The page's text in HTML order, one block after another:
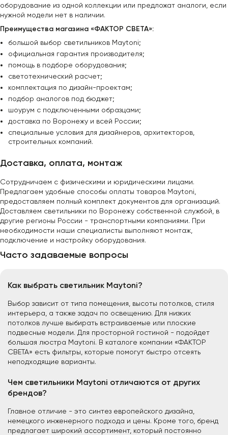
оборудование из одной коллекции или предложат аналоги, если
нужной модели нет в наличии.
Преимущества магазина «ФАКТОР СВЕТА»:
большой выбор светильников Maytoni;
официальная гарантия производителя;
помощь в подборе оборудования;
светотехнический расчет;
комплектация по дизайн-проектам;
подбор аналогов под бюджет;
шоурум с подключенными образцами;
доставка по Воронежу и всей России;
специальные условия для дизайнеров, архитекторов,
строительных компаний.
Доставка, оплата, монтаж
Сотрудничаем с физическими и юридическими лицами.
Предлагаем удобные способы оплаты товаров Maytoni,
предоставляем полный комплект документов для организаций.
Доставляем светильники по Воронежу собственной службой, в
другие регионы России - транспортными компаниями. При
необходимости наши специалисты выполняют монтаж,
подключение и настройку оборудования.
Часто задаваемые вопросы
Как выбрать светильник Maytoni?
Выбор зависит от типа помещения, высоты потолков, стиля
интерьера, а также задач по освещению. Для низких
потолков лучше выбирать встраиваемые или плоские
подвесные модели. Для просторной гостиной - подойдет
большая люстра Maytoni. В каталоге компании «ФАКТОР
СВЕТА» есть фильтры, которые помогут быстро отсеять
неподходящие варианты.
Чем светильники Maytoni отличаются от других
брендов?
Главное отличие - это синтез европейского дизайна,
немецкого инженерного подхода и цены. Кроме того, бренд
предлагает широкий ассортимент, который постоянно